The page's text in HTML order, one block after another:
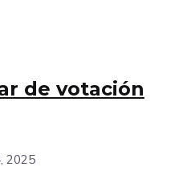
de votación
2025